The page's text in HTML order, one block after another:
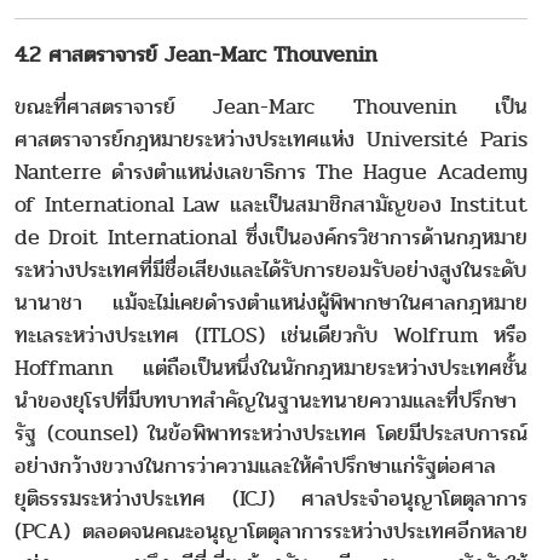
4.2 ศาสตราจารย์ Jean-Marc Thouvenin
ขณะที่ศาสตราจารย์ Jean-Marc Thouvenin เป็น
ศาสตราจารย์กฎหมายระหว่างประเทศแห่ง Université Paris
Nanterre ดำรงตำแหน่งเลขาธิการ The Hague Academy
of International Law และเป็นสมาชิกสามัญของ Institut
de Droit International ซึ่งเป็นองค์กรวิชาการด้านกฎหมาย
ระหว่างประเทศที่มีชื่อเสียงและได้รับการยอมรับอย่างสูงในระดับ
นานาชา แม้จะไม่เคยดำรงตำแหน่งผู้พิพากษาในศาลกฎหมาย
ทะเลระหว่างประเทศ (ITLOS) เช่นเดียวกับ Wolfrum หรือ
Hoffmann แต่ถือเป็นหนึ่งในนักกฎหมายระหว่างประเทศชั้น
นำของยุโรปที่มีบทบาทสำคัญในฐานะทนายความและที่ปรึกษา
รัฐ (counsel) ในข้อพิพาทระหว่างประเทศ โดยมีประสบการณ์
อย่างกว้างขวางในการว่าความและให้คำปรึกษาแก่รัฐต่อศาล
ยุติธรรมระหว่างประเทศ (ICJ) ศาลประจำอนุญาโตตุลาการ
(PCA) ตลอดจนคณะอนุญาโตตุลาการระหว่างประเทศอีกหลาย